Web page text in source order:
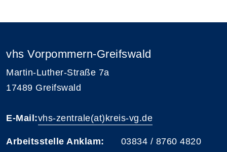
vhs Vorpommern-Greifswald
Martin-Luther-Straße 7a
17489 Greifswald
E-Mail:vhs-zentrale(at)kreis-vg.de
Arbeitsstelle Anklam: 03834 / 8760 4820